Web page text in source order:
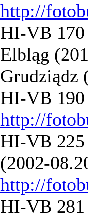
http://
HI-VB 170
Elbląg
Grudziądz
HI-VB 190
http://
HI-VB 225
(2002-
http://
HI-VB 281